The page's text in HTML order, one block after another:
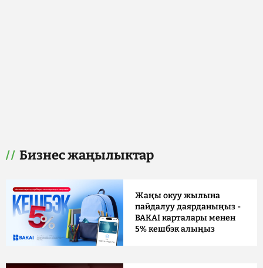
Бизнес жаңылыктар
Жаңы окуу жылына
пайдалуу даярданыңыз -
BAKAI карталары менен
5% кешбэк алыңыз